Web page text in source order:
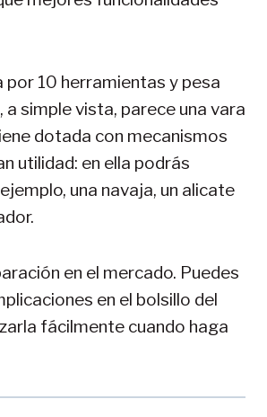
por 10 herramientas y pesa
a simple vista, parece una vara
dotada con mecanismos
utilidad: en ella podrás
una navaja, un alicate
en el mercado. Puedes
en el bolsillo del
fácilmente cuando haga